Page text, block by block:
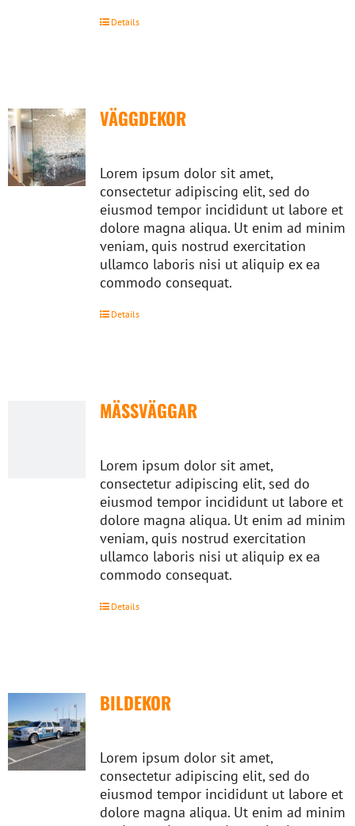
Details
VÄGGDEKOR
Lorem ipsum dolor sit amet,
consectetur adipiscing elit, sed do
eiusmod tempor incididunt ut labore et
dolore magna aliqua. Ut enim ad minim
veniam, quis nostrud exercitation
ullamco laboris nisi ut aliquip ex ea
commodo consequat.
Details
MÄSSVÄGGAR
Lorem ipsum dolor sit amet,
consectetur adipiscing elit, sed do
eiusmod tempor incididunt ut labore et
dolore magna aliqua. Ut enim ad minim
veniam, quis nostrud exercitation
ullamco laboris nisi ut aliquip ex ea
commodo consequat.
Details
BILDEKOR
Lorem ipsum dolor sit amet,
consectetur adipiscing elit, sed do
eiusmod tempor incididunt ut labore et
dolore magna aliqua. Ut enim ad minim